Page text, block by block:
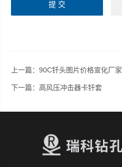
上一篇：90C钎头图片价格宣化厂家
下一篇：高风压冲击器卡钎套